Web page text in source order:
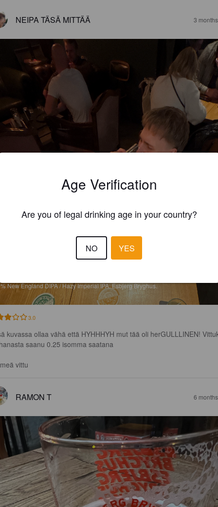
NEIPA TÄSÄ MITTÄÄ 3
New England DIPA / Hazy Imperial IPA.Esbjerg Bryghus.
3.0
kuvassa ollaa vähä että HYHHHYH mut tää oli herGULLLINEN!
saanu 0.25 isomma saatana
vittu
RAMON T 6
Age Verification
Are you of legal drinking age in your country?
NO YES